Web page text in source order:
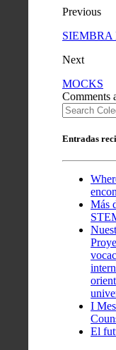
Previous
SIEMBRA
Next
MOCKS
Comments
Entradas
Más
I
El